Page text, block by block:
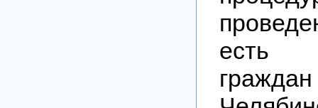
есть